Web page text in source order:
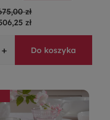
zł
zł
+ Do koszyka